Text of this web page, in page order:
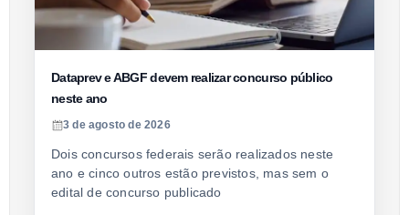
Dataprev e ABGF devem realizar concurso público
neste ano
3 de agosto de 2026
Dois concursos federais serão realizados neste
ano e cinco outros estão previstos, mas sem o
edital de concurso publicado